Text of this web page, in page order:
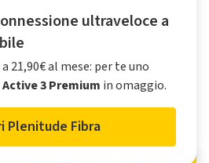
ultraveloce a
21,90€ al mese: per te uno
3 Premium in omaggio.
Plenitude Fibra